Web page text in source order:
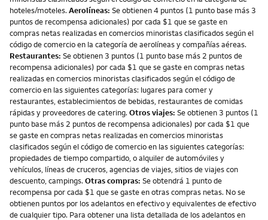
hoteles/moteles. Aerolíneas: Se obtienen 4 puntos (1 punto base más 3
puntos de recompensa adicionales) por cada $1 que se gaste en
compras netas realizadas en comercios minoristas clasificados según el
código de comercio en la categoría de aerolíneas y compañías aéreas.
Restaurantes: Se obtienen 3 puntos (1 punto base más 2 puntos de
recompensa adicionales) por cada $1 que se gaste en compras netas
realizadas en comercios minoristas clasificados según el código de
comercio en las siguientes categorías: lugares para comer y
restaurantes, establecimientos de bebidas, restaurantes de comidas
rápidas y proveedores de catering. Otros viajes: Se obtienen 3 puntos (1
punto base más 2 puntos de recompensa adicionales) por cada $1 que
se gaste en compras netas realizadas en comercios minoristas
clasificados según el código de comercio en las siguientes categorías:
propiedades de tiempo compartido, o alquiler de automóviles y
vehículos, líneas de cruceros, agencias de viajes, sitios de viajes con
descuento, campings. Otras compras: Se obtendrá 1 punto de
recompensa por cada $1 que se gaste en otras compras netas. No se
obtienen puntos por los adelantos en efectivo y equivalentes de efectivo
de cualquier tipo. Para obtener una lista detallada de los adelantos en